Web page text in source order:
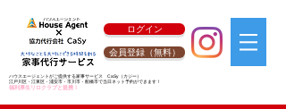
ログイン
会員登録（無料）
ハウスエージェントがご提供する家事サービス CaSy （カジー）
江戸川区・江東区・浦安市・市川市・船橋市で当日ネット予約ができます！
福利厚生リロクラブと提携！